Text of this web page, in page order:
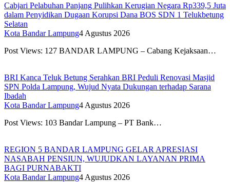
Cabjari Pelabuhan Panjang Pulihkan Kerugian Negara Rp339,5 Juta
dalam Penyidikan Dugaan Korupsi Dana BOS SDN 1 Telukbetung
Selatan
Kota Bandar Lampung4 Agustus 2026
Post Views: 127 BANDAR LAMPUNG – Cabang Kejaksaan…
BRI Kanca Teluk Betung Serahkan BRI Peduli Renovasi Masjid
SPN Polda Lampung, Wujud Nyata Dukungan terhadap Sarana
Ibadah
Kota Bandar Lampung4 Agustus 2026
Post Views: 103 Bandar Lampung – PT Bank…
REGION 5 BANDAR LAMPUNG GELAR APRESIASI
NASABAH PENSIUN, WUJUDKAN LAYANAN PRIMA
BAGI PURNABAKTI
Kota Bandar Lampung4 Agustus 2026